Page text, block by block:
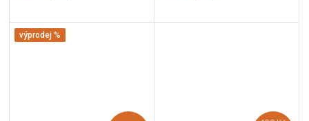
výprodej %